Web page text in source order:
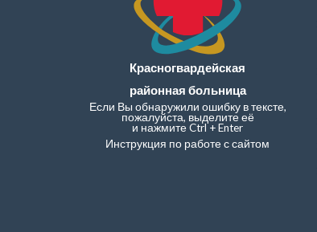
Красногвардейская
районная больница
Если Вы обнаружили ошибку в тексте,
пожалуйста, выделите её
и нажмите Ctrl + Enter
Инструкция по работе с сайтом